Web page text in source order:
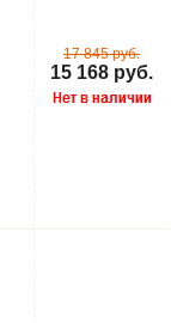
17 845 руб.
15 168 руб.